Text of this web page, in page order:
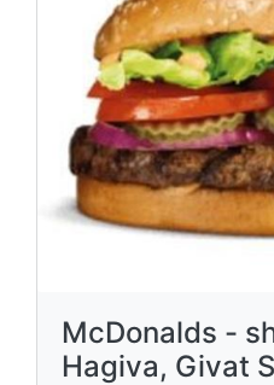
McDonalds -
Hagiva, Givat